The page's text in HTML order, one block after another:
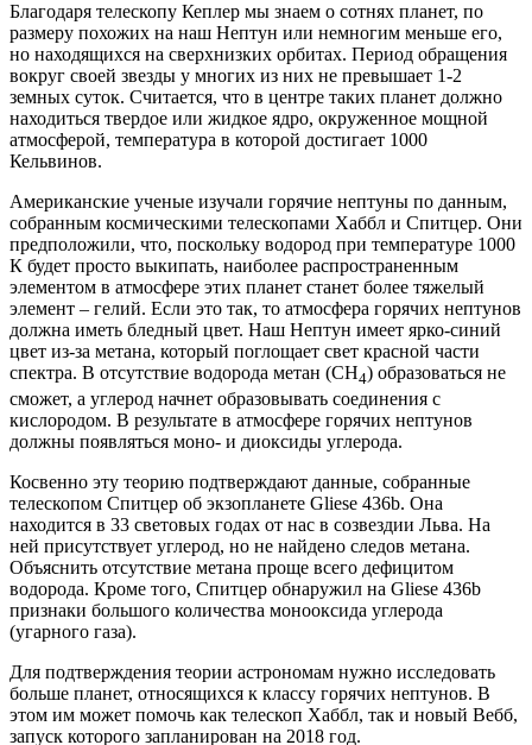
Благодаря телескопу Кеплер мы знаем о сотнях планет, по
размеру похожих на наш Нептун или немногим меньше его,
но находящихся на сверхнизких орбитах. Период обращения
вокруг своей звезды у многих из них не превышает 1-2
земных суток. Считается, что в центре таких планет должно
находиться твердое или жидкое ядро, окруженное мощной
атмосферой, температура в которой достигает 1000
Кельвинов.
Американские ученые изучали горячие нептуны по данным,
собранным космическими телескопами Хаббл и Спитцер. Они
предположили, что, поскольку водород при температуре 1000
К будет просто выкипать, наиболее распространенным
элементом в атмосфере этих планет станет более тяжелый
элемент – гелий. Если это так, то атмосфера горячих нептунов
должна иметь бледный цвет. Наш Нептун имеет ярко-синий
цвет из-за метана, который поглощает свет красной части
спектра. В отсутствие водорода метан (CH4) образоваться не
сможет, а углерод начнет образовывать соединения с
кислородом. В результате в атмосфере горячих нептунов
должны появляться моно- и диоксиды углерода.
Косвенно эту теорию подтверждают данные, собранные
телескопом Спитцер об экзопланете Gliese 436b. Она
находится в 33 световых годах от нас в созвездии Льва. На
ней присутствует углерод, но не найдено следов метана.
Объяснить отсутствие метана проще всего дефицитом
водорода. Кроме того, Спитцер обнаружил на Gliese 436b
признаки большого количества монооксида углерода
(угарного газа).
Для подтверждения теории астрономам нужно исследовать
больше планет, относящихся к классу горячих нептунов. В
этом им может помочь как телескоп Хаббл, так и новый Вебб,
запуск которого запланирован на 2018 год.